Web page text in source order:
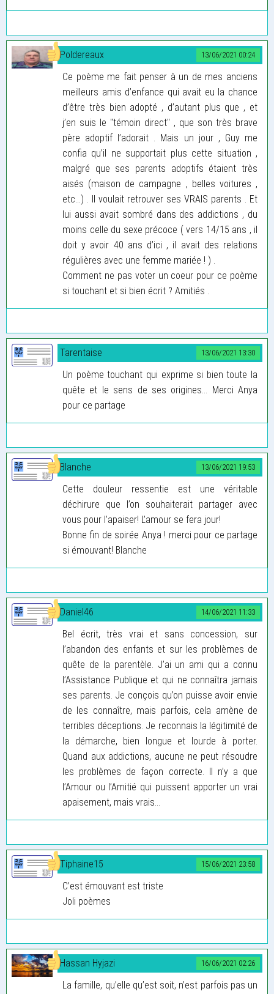
13/06/2021 00:24
Poldereaux
Ce poème me fait penser à un de mes anciens
meilleurs amis d’enfance qui avait eu la chance
d’être très bien adopté , d’autant plus que , et
j’en suis le "témoin direct" , que son très brave
père adoptif l’adorait . Mais un jour , Guy me
confia qu’il ne supportait plus cette situation ,
malgré que ses parents adoptifs étaient très
aisés (maison de campagne , belles voitures ,
etc...) . Il voulait retrouver ses VRAIS parents . Et
lui aussi avait sombré dans des addictions , du
moins celle du sexe précoce ( vers 14/15 ans , il
doit y avoir 40 ans d’ici , il avait des relations
régulières avec une femme mariée ! ) .
Comment ne pas voter un coeur pour ce poème
si touchant et si bien écrit ? Amitiés .
13/06/2021 13:30
Tarentaise
Un poème touchant qui exprime si bien toute la
quête et le sens de ses origines… Merci Anya
pour ce partage
13/06/2021 19:53
Blanche
Cette douleur ressentie est une véritable
déchirure que l’on souhaiterait partager avec
vous pour l’apaiser! L’amour se fera jour!
Bonne fin de soirée Anya ! merci pour ce partage
si émouvant! Blanche
14/06/2021 11:33
Daniel46
Bel écrit, très vrai et sans concession, sur
l’abandon des enfants et sur les problèmes de
quête de la parentèle. J’ai un ami qui a connu
l’Assistance Publique et qui ne connaîtra jamais
ses parents. Je conçois qu’on puisse avoir envie
de les connaître, mais parfois, cela amène de
terribles déceptions. Je reconnais la légitimité de
la démarche, bien longue et lourde à porter.
Quand aux addictions, aucune ne peut résoudre
les problèmes de façon correcte. Il n’y a que
l’Amour ou l’Amitié qui puissent apporter un vrai
apaisement, mais vrais...
15/06/2021 23:58
Tiphaine15
C’est émouvant est triste
Joli poèmes
16/06/2021 02:26
Hassan Hyjazi
La famille, qu’elle qu’est soit, n’est parfois pas un